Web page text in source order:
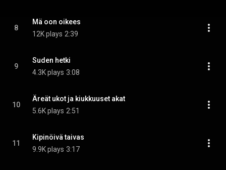
8
Mä oon oikees
12K plays 2:39
9
Suden hetki
4.3K plays 3:08
10
Äreät ukot ja kiukkuuset akat
5.6K plays 2:51
11
Kipinöivä taivas
9.9K plays 3:17